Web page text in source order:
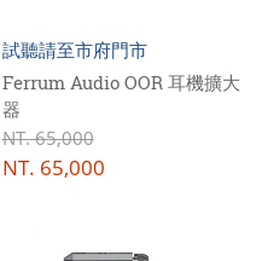
試聽請至市府門市
Ferrum Audio OOR 耳機擴大
器
NT.65,000
NT. 65,000